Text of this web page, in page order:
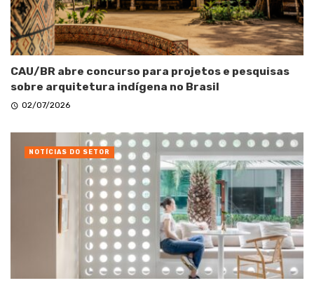
CAU/BR abre concurso para projetos e pesquisas
sobre arquitetura indígena no Brasil
02/07/2026
NOTÍCIAS DO SETOR